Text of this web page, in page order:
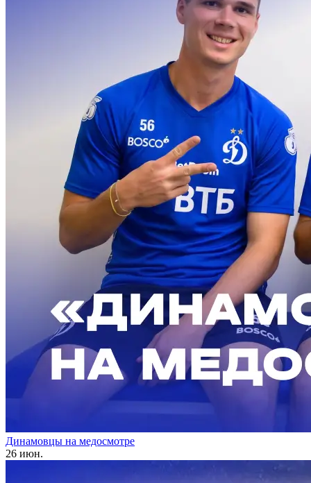
Динамовцы на медосмотре
26 июн.